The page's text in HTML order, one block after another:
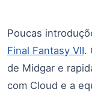
Poucas
Final Fantasy VII.
de Midgar e
com Cloud e a